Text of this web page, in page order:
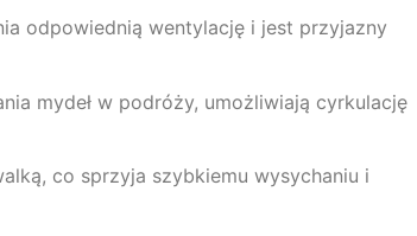
odpowiednią wentylację i jest przyjazny
mydeł w podróży, umożliwiają cyrkulację
co sprzyja szybkiemu wysychaniu i